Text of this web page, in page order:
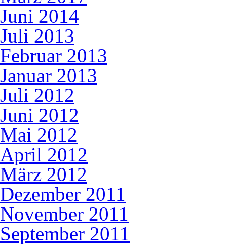
Juni 2014
Juli 2013
Februar 2013
Januar 2013
Juli 2012
Juni 2012
Mai 2012
April 2012
März 2012
Dezember 2011
November 2011
September 2011